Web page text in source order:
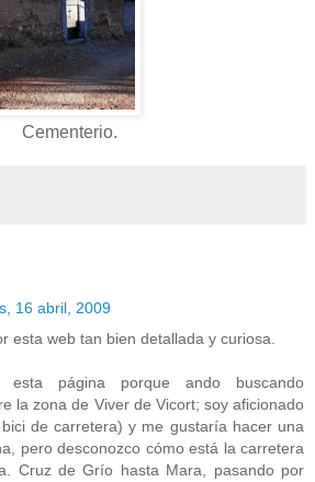
Cementerio.
16 abril, 2009
esta web tan bien detallada y curiosa.
página porque ando buscando
la zona de Viver de Vicort; soy aficionado
de carretera) y me gustaría hacer una
pero desconozco cómo está la carretera
Cruz de Grío hasta Mara, pasando por